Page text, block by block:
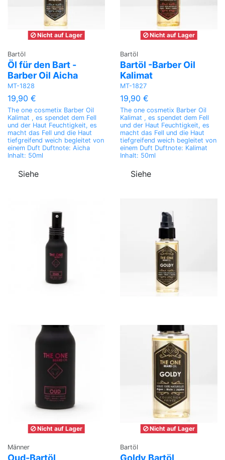
Nicht auf Lager
Bartöl
Öl für den Bart -
Barber Oil Aicha
MT-1828
19,90 €
The one cosmetix Barber Oil
Kalimat , es spendet dem Fell
und der Haut Feuchtigkeit, es
macht das Fell und die Haut
tiefgreifend weich begleitet von
einem Duft Duftnote: Aicha
Inhalt: 50ml
Siehe
Nicht auf Lager
Bartöl
Bartöl -Barber Oil
Kalimat
MT-1827
19,90 €
The one cosmetix Barber Oil
Kalimat , es spendet dem Fell
und der Haut Feuchtigkeit, es
macht das Fell und die Haut
tiefgreifend weich begleitet von
einem Duft Duftnote: Kalimat
Inhalt: 50ml
Siehe
Nicht auf Lager
Männer
Nicht auf Lager
Bartöl